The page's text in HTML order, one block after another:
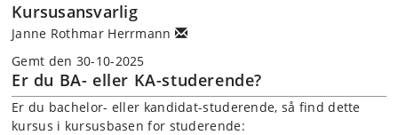
Kursusansvarlig
Janne Rothmar Herrmann
Gemt den 30-10-2025
Er du BA- eller KA-studerende?
Er du bachelor- eller kandidat-studerende, så find dette
kursus i kursusbasen for studerende: